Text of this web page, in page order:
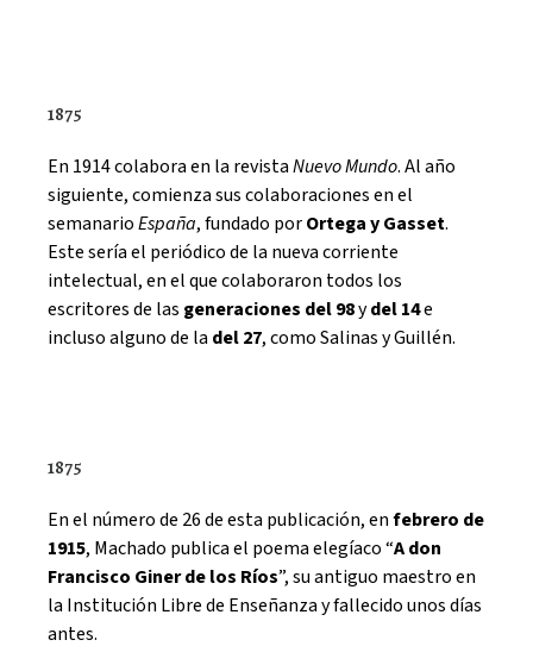
1875
En 1914 colabora en la revistaNuevo Mundo. Al año
siguiente, comienza sus colaboraciones en el
semanarioEspaña, fundado porOrtega y Gasset.
Este sería el periódico de la nueva corriente
intelectual, en el que colaboraron todos los
escritores de las generaciones del 98ydel 14e
incluso alguno de la del 27, como Salinas y Guillén.
1875
En el número de 26 de esta publicación, enfebrero de
1915, Machado publica el poema elegíaco “A don
Francisco Giner de los Ríos”, su antiguo maestro en
la Institución Libre de Enseñanza y fallecido unos días
antes.